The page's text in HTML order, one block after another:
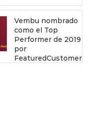
Vembu nombrado
como el Top
Performer de 2019
por
FeaturedCustomers